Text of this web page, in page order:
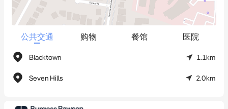
率。
优秀的曝光度和交通可达性
面，且配备 100 个地下停车位*，有效提升患者和医务人员的交通
便利性，强化整体运营体验。
核心医疗枢纽区位
公共交通 购物 餐馆 医院
Blacktown 1.1km
Seven Hills 2.0km